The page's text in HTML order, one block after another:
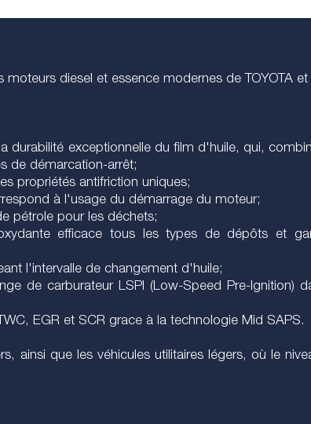
diesel et essence modernes de TOYOTA
durabilité exceptionnelle du film d'huile, qui,
de démarcation-arrêt;
propriétés antifriction uniques;
à l'usage du démarrage du moteur;
pétrole pour les déchets;
efficace tous les types de dépôts et
l'intervalle de changement d'huile;
de carburateur LSPI (Low-Speed Pre-Ignition)
EGR et SCR grace à la technologie Mid SAPS.
ainsi que les véhicules utilitaires légers, où le